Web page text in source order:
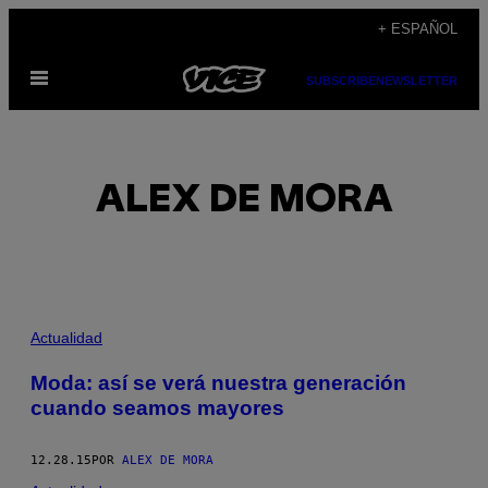
contenido
+ ESPAÑOL
Abrir
SUBSCRIBENEWSLETTER
ALEX DE MORA
POSTS
BY
THIS
AUTHOR
Actualidad
Moda: así se verá nuestra generación
cuando seamos mayores
12.28.15POR ALEX DE MORA